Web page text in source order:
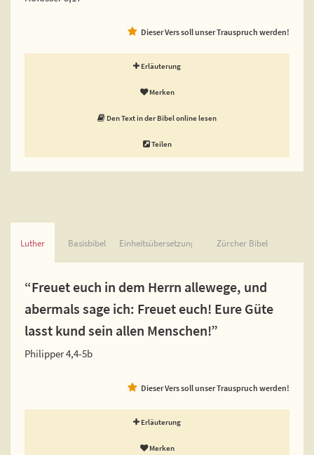
Dieser Vers soll unser Trauspruch werden!
Erläuterung
Merken
Den Text in der Bibel online lesen
Teilen
Luther Basisbibel Einheitsübersetzung Zürcher Bibel
“Freuet euch in dem Herrn allewege, und
abermals sage ich: Freuet euch! Eure Güte
lasst kund sein allen Menschen!”
Philipper 4,4-5b
Dieser Vers soll unser Trauspruch werden!
Erläuterung
Merken